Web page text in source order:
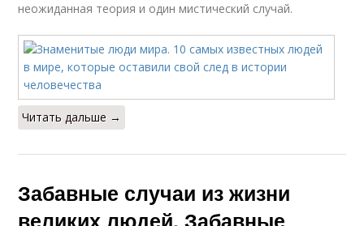
неожиданная теория и один мистический случай.
Читать дальше →
Забавные случаи из жизни